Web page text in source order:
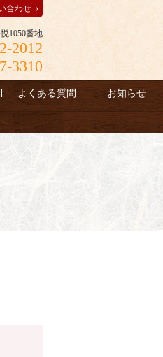
1050番地
2012
3310
合わせ
よくある質問 お知らせ